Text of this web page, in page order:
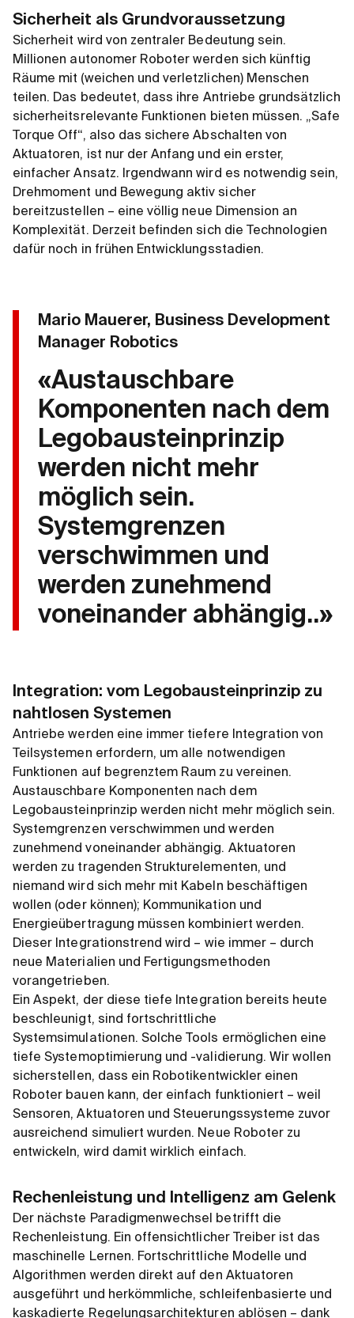
Sicherheit als Grundvoraussetzung
Sicherheit wird von zentraler Bedeutung sein.
Millionen autonomer Roboter werden sich künftig
Räume mit (weichen und verletzlichen) Menschen
teilen. Das bedeutet, dass ihre Antriebe grundsätzlich
sicherheitsrelevante Funktionen bieten müssen. „Safe
Torque Off“, also das sichere Abschalten von
Aktuatoren, ist nur der Anfang und ein erster,
einfacher Ansatz. Irgendwann wird es notwendig sein,
Drehmoment und Bewegung aktiv sicher
bereitzustellen – eine völlig neue Dimension an
Komplexität. Derzeit befinden sich die Technologien
dafür noch in frühen Entwicklungsstadien.
Mario Mauerer, Business Development
Manager Robotics
«Austauschbare
Komponenten nach dem
Legobausteinprinzip
werden nicht mehr
möglich sein.
Systemgrenzen
verschwimmen und
werden zunehmend
voneinander abhängig..»
Integration: vom Legobausteinprinzip zu
nahtlosen Systemen
Antriebe werden eine immer tiefere Integration von
Teilsystemen erfordern, um alle notwendigen
Funktionen auf begrenztem Raum zu vereinen.
Austauschbare Komponenten nach dem
Legobausteinprinzip werden nicht mehr möglich sein.
Systemgrenzen verschwimmen und werden
zunehmend voneinander abhängig. Aktuatoren
werden zu tragenden Strukturelementen, und
niemand wird sich mehr mit Kabeln beschäftigen
wollen (oder können); Kommunikation und
Energieübertragung müssen kombiniert werden.
Dieser Integrationstrend wird – wie immer – durch
neue Materialien und Fertigungsmethoden
vorangetrieben.
Ein Aspekt, der diese tiefe Integration bereits heute
beschleunigt, sind fortschrittliche
Systemsimulationen. Solche Tools ermöglichen eine
tiefe Systemoptimierung und -validierung. Wir wollen
sicherstellen, dass ein Robotikentwickler einen
Roboter bauen kann, der einfach funktioniert – weil
Sensoren, Aktuatoren und Steuerungssysteme zuvor
ausreichend simuliert wurden. Neue Roboter zu
entwickeln, wird damit wirklich einfach.
Rechenleistung und Intelligenz am Gelenk
Der nächste Paradigmenwechsel betrifft die
Rechenleistung. Ein offensichtlicher Treiber ist das
maschinelle Lernen. Fortschrittliche Modelle und
Algorithmen werden direkt auf den Aktuatoren
ausgeführt und herkömmliche, schleifenbasierte und
kaskadierte Regelungsarchitekturen ablösen – dank